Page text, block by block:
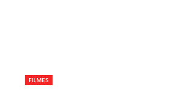
FILMES